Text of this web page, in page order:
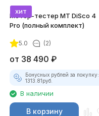
хит
Мотор-тестер MT DiSco 4
Pro (полный комплект)
5.0 (2)
от 38 490 ₽
Бонусных рублей за покупку:
1313.81руб.
В наличии
В корзину